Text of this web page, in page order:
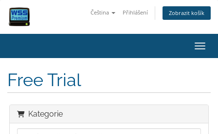
Čeština Přihlášení Zobrazit košík
Free Trial
Kategorie